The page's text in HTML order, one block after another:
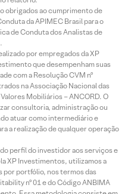
obrigados ao cumprimento de
da APIMEC Brasil para o
de Conduta dos Analistas de
por empregados da XP
que desempenham suas
com a Resolução CVM nº
na Associação Nacional das
Mobiliários – ANCORD. O
consultoria, administração ou
atuar como intermediário e
a realização de qualquer operação
perfil do investidor aos serviços e
XP Investimentos, utilizamos a
por portfólio, nos termos das
nº 01 e do Código ANBIMA